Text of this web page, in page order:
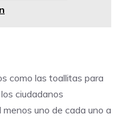
como las toallitas para
ciudadanos
uno de cada uno a